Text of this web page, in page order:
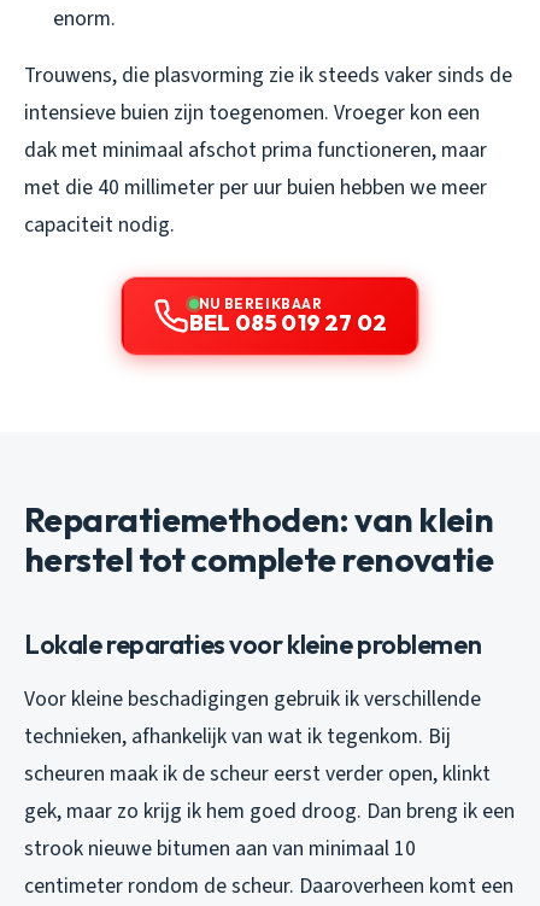
enorm.
Trouwens, die plasvorming zie ik steeds vaker sinds de
intensieve buien zijn toegenomen. Vroeger kon een
dak met minimaal afschot prima functioneren, maar
met die 40 millimeter per uur buien hebben we meer
capaciteit nodig.
NU BEREIKBAAR
BEL 085 019 27 02
Reparatiemethoden: van klein
herstel tot complete renovatie
Lokale reparaties voor kleine problemen
Voor kleine beschadigingen gebruik ik verschillende
technieken, afhankelijk van wat ik tegenkom. Bij
scheuren maak ik de scheur eerst verder open, klinkt
gek, maar zo krijg ik hem goed droog. Dan breng ik een
strook nieuwe bitumen aan van minimaal 10
centimeter rondom de scheur. Daaroverheen komt een